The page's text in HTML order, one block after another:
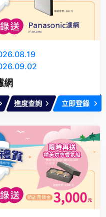
網
進度查詢 立即登錄